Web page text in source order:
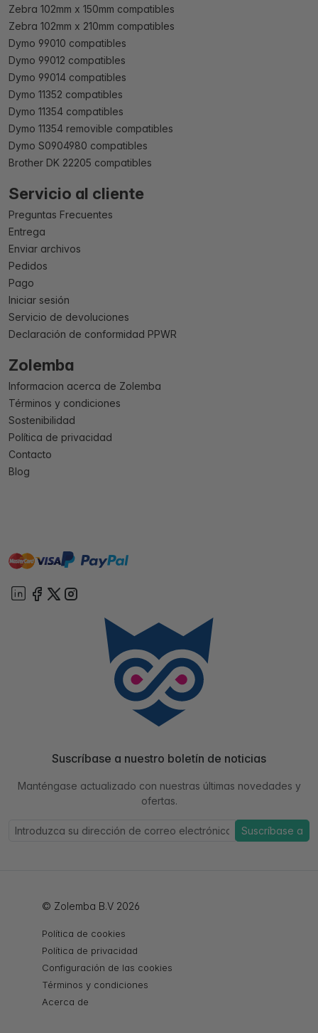
Zebra 102mm x 150mm compatibles
Zebra 102mm x 210mm compatibles
Dymo 99010 compatibles
Dymo 99012 compatibles
Dymo 99014 compatibles
Dymo 11352 compatibles
Dymo 11354 compatibles
Dymo 11354 removible compatibles
Dymo S0904980 compatibles
Brother DK 22205 compatibles
Servicio al cliente
Preguntas Frecuentes
Entrega
Enviar archivos
Pedidos
Pago
Iniciar sesión
Servicio de devoluciones
Declaración de conformidad PPWR
Zolemba
Informacion acerca de Zolemba
Términos y condiciones
Sostenibilidad
Política de privacidad
Contacto
Blog
mastervisa paypal
Suscríbase a nuestro boletín de noticias
Manténgase actualizado con nuestras últimas novedades y
ofertas.
Suscríbase a
© Zolemba B.V 2026
Política de cookies
Política de privacidad
Configuración de las cookies
Términos y condiciones
Acerca de